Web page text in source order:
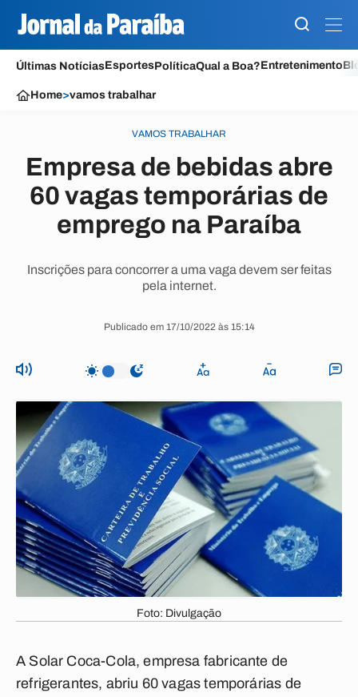
Últimas NotíciasEsportesPolíticaQual a Boa?Entretenimento
Home>vamos trabalhar
VAMOS TRABALHAR
Empresa de bebidas abre
60 vagas temporárias de
emprego na Paraíba
Inscrições para concorrer a uma vaga devem ser feitas
pela internet.
Publicado em 17/10/2022 às 15:14
Foto: Divulgação
A Solar Coca-Cola, empresa fabricante de
refrigerantes, abriu 60 vagas temporárias de